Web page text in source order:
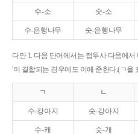
수-소 숫-소
수-은행나무 숫-은행나무
다만 1. 다음 단어에서는 접두사 다음에
'이 결합되는 경우에도 이에 준한다.(ㄱ을
ㄱ ㄴ
수-캉아지 숫-강아지
수-캐 숫-개